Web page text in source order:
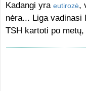
Kadangi yra eutirozė,
nėra... Liga
TSH kartoti po